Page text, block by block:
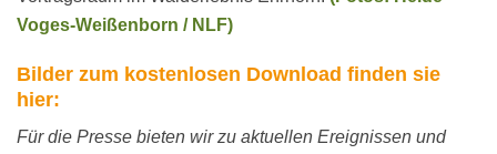
Voges-Weißenborn / NLF)
Bilder zum kostenlosen Download finden sie
hier:
Für die Presse bieten wir zu aktuellen Ereignissen und